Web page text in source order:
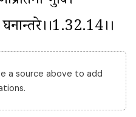
घनान्तरे।।1.32.14।।
a source above to add